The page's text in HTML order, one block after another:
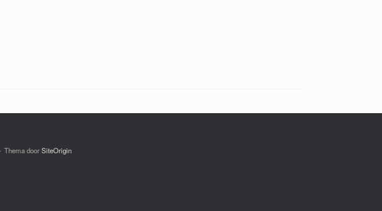
Thema doorSiteOrigin